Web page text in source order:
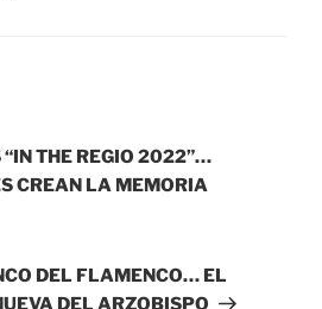
“IN THE REGIO 2022”…
CREAN LA MEMORIA
DEL FLAMENCO… EL
DEL ARZOBISPO